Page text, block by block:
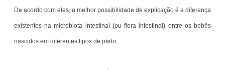
De acordo com eles, a melhor possibilidade de explicação é a diferença
existentes na microbiota intestinal (ou flora intestinal) entre os bebês
nascidos em diferentes tipos de parto.